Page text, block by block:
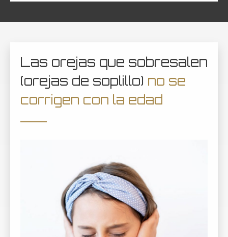
Las orejas que sobresalen
(orejas de soplillo) no se
corrigen con la edad